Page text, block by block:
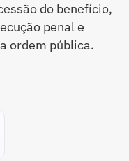
do benefício,
penal e
ordem pública.